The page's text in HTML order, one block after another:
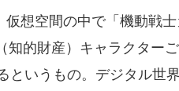
想空間の中で「機動戦
知的財産）キャラクター
というもの。デジタル世